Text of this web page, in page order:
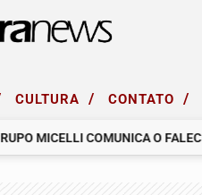
CULTURA / CONTATO /
MICELLI COMUNICA O